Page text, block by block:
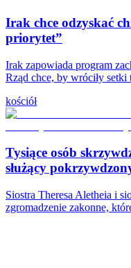
Irak chce odzyskać
priorytet”
Irak zapowiada program
Rząd chce, by wróciły setki
kościół
Tysiące osób
służący
Siostra Theresa Aletheia i
zgromadzenie zakonne,